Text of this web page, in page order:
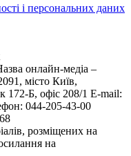
і персональних даних
онлайн-медіа –
місто Київ,
Б, офіс 208/1 E-mail:
044-205-43-00
розміщених на
на